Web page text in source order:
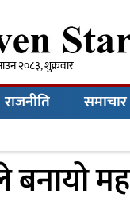
२०८३, शुक्रवार
राजनीति समाचार
बनायो